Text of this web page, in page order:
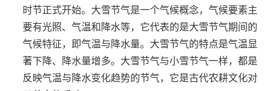
时节正式开始。大雪节气是一个气候概念，气候要素主
要有光照、气温和降水等，它代表的是大雪节气期间的
气候特征，即气温与降水量。大雪节气的特点是气温显
著下降、降水量增多。大雪节气与小雪节气一样，都是
反映气温与降水变化趋势的节气，它是古代农耕文化对